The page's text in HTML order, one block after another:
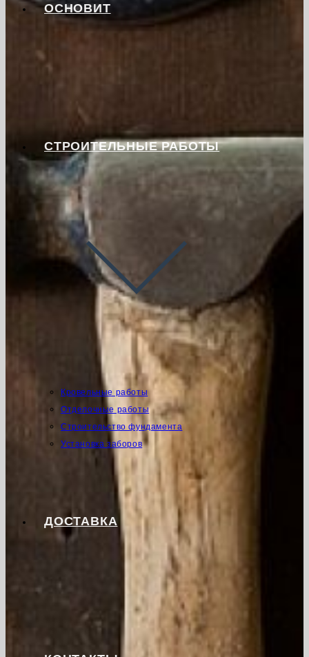
ОСНОВИТ
СТРОИТЕЛЬНЫЕ РАБОТЫ
Кровельные работы
Отделочные работы
Строительство фундамента
Установка заборов
ДОСТАВКА